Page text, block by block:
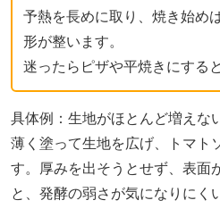
予熱を長めに取り、焼き始め
形が整います。
迷ったらピザや平焼きにする
具体例：生地がほとんど増えな
薄く塗って生地を広げ、トマト
す。厚みを出そうとせず、表面
と、発酵の弱さが気になりにく